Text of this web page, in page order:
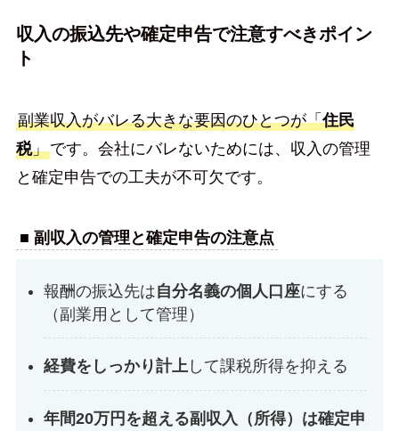
収入の振込先や確定申告で注意すべきポイン
ト
副業収入がバレる大きな要因のひとつが「住民
税」です。会社にバレないためには、収入の管理
と確定申告での工夫が不可欠です。
■ 副収入の管理と確定申告の注意点
報酬の振込先は自分名義の個人口座にする
（副業用として管理）
経費をしっかり計上 して課税所得を抑える
年間20万円を超える副収入（所得）は確定申